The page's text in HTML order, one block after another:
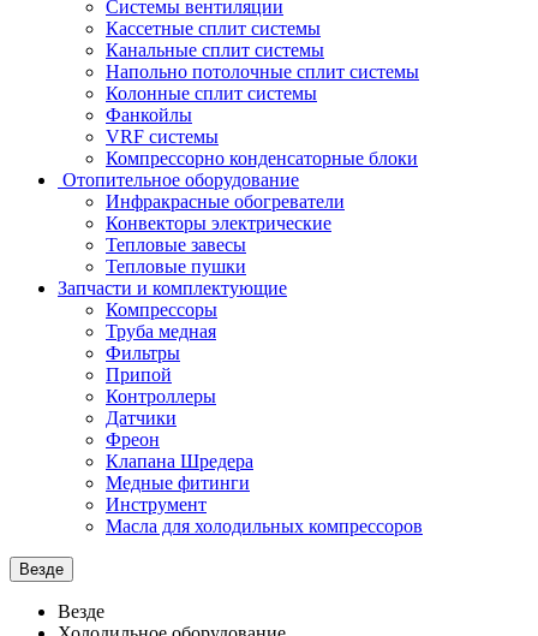
Системы вентиляции
Кассетные сплит системы
Канальные сплит системы
Напольно потолочные сплит системы
Колонные сплит системы
Фанкойлы
VRF системы
Компрессорно конденсаторные блоки
Отопительное оборудование
Инфракрасные обогреватели
Конвекторы электрические
Тепловые завесы
Тепловые пушки
Запчасти и комплектующие
Компрессоры
Труба медная
Фильтры
Припой
Контроллеры
Датчики
Фреон
Клапана Шредера
Медные фитинги
Инструмент
Масла для холодильных компрессоров
Везде
Везде